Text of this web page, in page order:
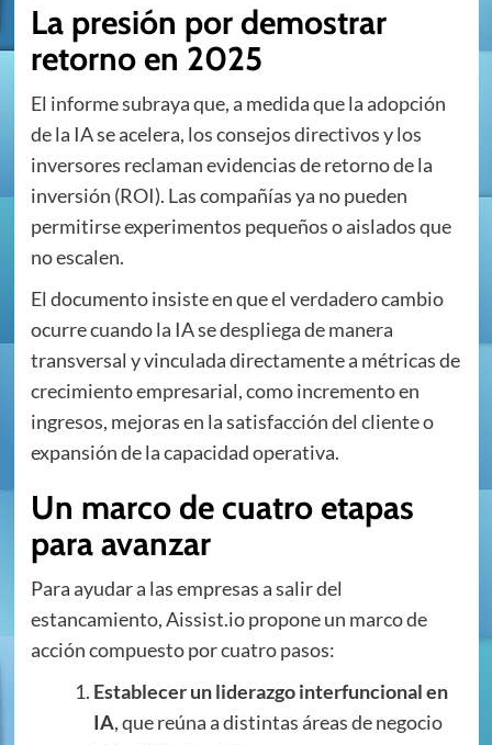
La presión por demostrar
retorno en 2025
El informe subraya que, a medida que la adopción
de la IA se acelera, los consejos directivos y los
inversores reclaman evidencias de retorno de la
inversión (ROI). Las compañías ya no pueden
permitirse experimentos pequeños o aislados que
no escalen.
El documento insiste en que el verdadero cambio
ocurre cuando la IA se despliega de manera
transversal y vinculada directamente a métricas de
crecimiento empresarial, como incremento en
ingresos, mejoras en la satisfacción del cliente o
expansión de la capacidad operativa.
Un marco de cuatro etapas
para avanzar
Para ayudar a las empresas a salir del
estancamiento, Aissist.io propone un marco de
acción compuesto por cuatro pasos:
Establecer un liderazgo interfuncional en
IA, que reúna a distintas áreas de negocio